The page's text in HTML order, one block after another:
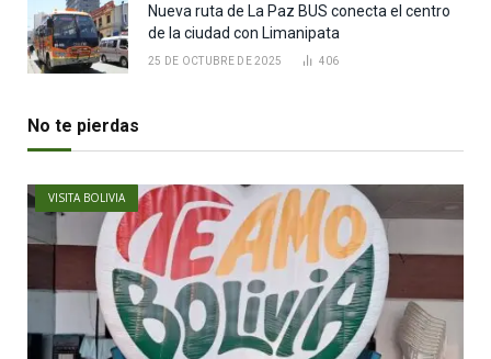
Nueva ruta de La Paz BUS conecta el centro
de la ciudad con Limanipata
25 DE OCTUBRE DE 2025 406
No te pierdas
VISITA BOLIVIA